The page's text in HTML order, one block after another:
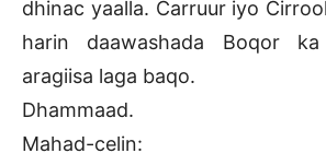
dhinac yaalla. Carruur iyo
harin daawashada Boqor
aragiisa laga baqo.
Dhammaad.
Mahad-celin: